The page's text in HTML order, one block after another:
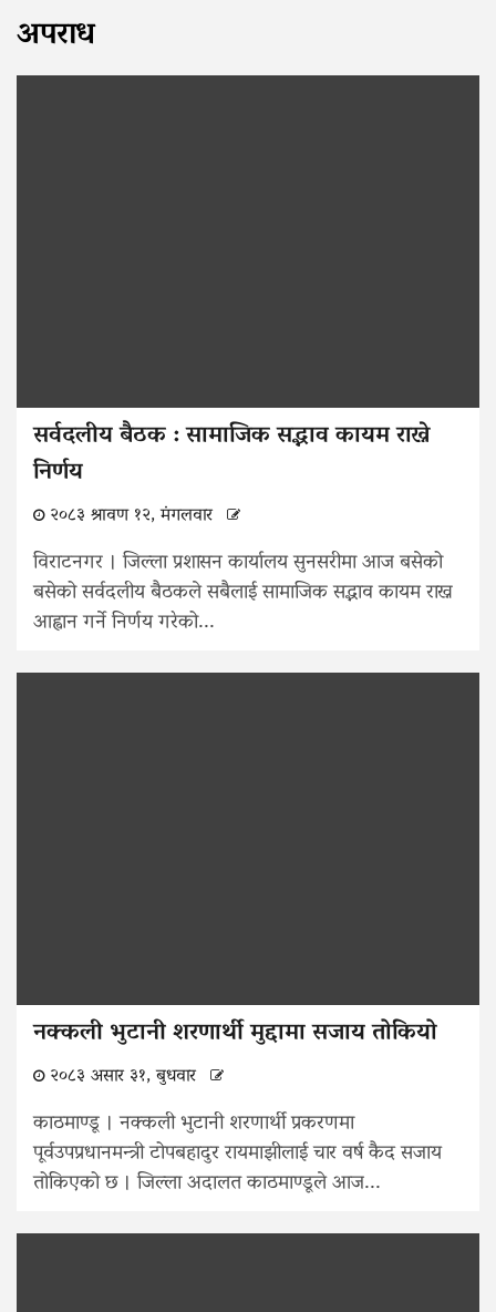
अपराध
सर्वदलीय बैठक : सामाजिक सद्भाव कायम राख्ने
निर्णय
२०८३ श्रावण १२, मंगलवार
विराटनगर । जिल्ला प्रशासन कार्यालय सुनसरीमा आज बसेको
बसेको सर्वदलीय बैठकले सबैलाई सामाजिक सद्भाव कायम राख्न
आह्वान गर्ने निर्णय गरेको...
नक्कली भुटानी शरणार्थी मुद्दामा सजाय तोकियो
२०८३ असार ३१, बुधवार
काठमाण्डू । नक्कली भुटानी शरणार्थी प्रकरणमा
पूर्वउपप्रधानमन्त्री टोपबहादुर रायमाझीलाई चार वर्ष कैद सजाय
तोकिएको छ । जिल्ला अदालत काठमाण्डूले आज...